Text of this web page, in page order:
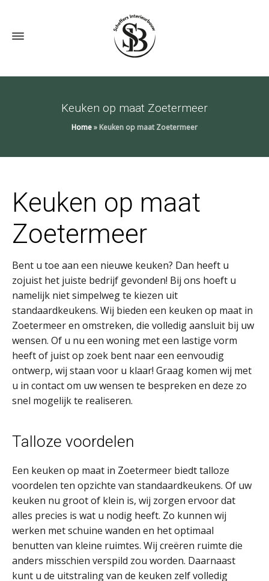
Keuken op maat Zoetermeer
Home»Keuken op maat Zoetermeer
Keuken op maat
Zoetermeer
Bent u toe aan een nieuwe keuken? Dan heeft u
zojuist het juiste bedrijf gevonden! Bij ons hoeft u
namelijk niet simpelweg te kiezen uit
standaardkeukens. Wij bieden een keuken op maat in
Zoetermeer en omstreken, die volledig aansluit bij uw
wensen. Of u nu een woning met een lastige vorm
heeft of juist op zoek bent naar een eenvoudig
ontwerp, wij staan voor u klaar! Graag komen wij met
u in contact om uw wensen te bespreken en deze zo
snel mogelijk te realiseren.
Talloze voordelen
Een keuken op maat in Zoetermeer biedt talloze
voordelen ten opzichte van standaardkeukens. Of uw
keuken nu groot of klein is, wij zorgen ervoor dat
alles precies is wat u nodig heeft. Zo kunnen wij
werken met schuine wanden en het optimaal
benutten van kleine ruimtes. Wij creëren ruimte die
anders misschien verspild zou worden. Daarnaast
kunt u de uitstraling van de keuken zelf volledig